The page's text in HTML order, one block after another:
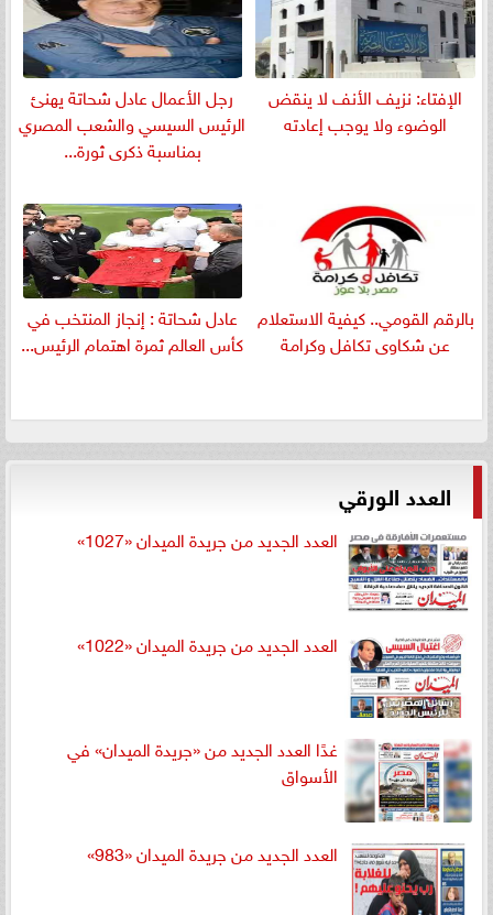
الإفتاء: نزيف الأنف لا ينقض
الوضوء ولا يوجب إعادته
رجل الأعمال عادل شحاتة يهنئ
الرئيس السيسي والشعب المصري
بمناسبة ذكرى ثورة...
بالرقم القومي.. كيفية الاستعلام
عن شكاوى تكافل وكرامة
عادل شحاتة : إنجاز المنتخب في
كأس العالم ثمرة اهتمام الرئيس...
العدد الورقي
العدد الجديد من جريدة الميدان «1027»
العدد الجديد من جريدة الميدان «1022»
غدًا العدد الجديد من «جريدة الميدان» في
الأسواق
العدد الجديد من جريدة الميدان «983»